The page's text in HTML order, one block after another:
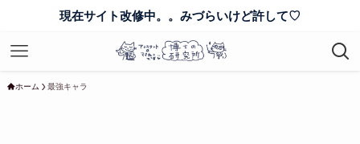
現在サイト改修中。。みづらいけど許して♡
ホーム 最強キャラ